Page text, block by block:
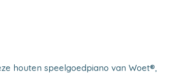
houten speelgoedpiano van Woet®,